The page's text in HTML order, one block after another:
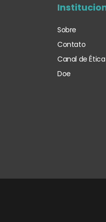
Sobre
Contato
Canal de Ética
Doe